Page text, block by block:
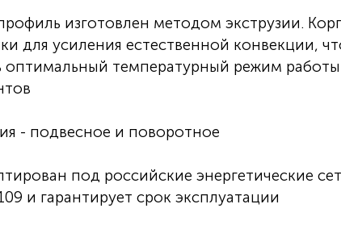
изготовлен методом экструзии.
для усиления естественной конвекции,
оптимальный температурный режим работы
- подвесное и поворотное
под российские энергетические
и гарантирует срок эксплуатации